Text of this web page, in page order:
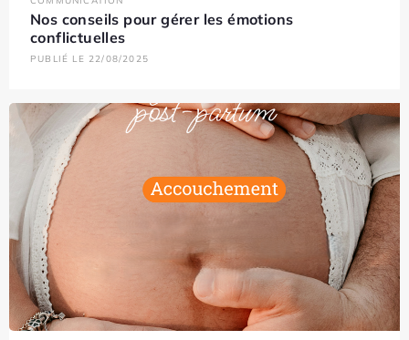
Nos conseils pour gérer les émotions
conflictuelles
PUBLIÉ LE 22/08/2025